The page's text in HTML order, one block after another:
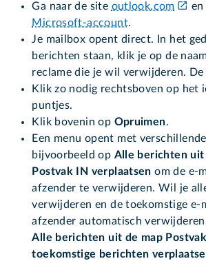
Ga naar de site outlook.com
en
Microsoft-account.
Je mailbox opent direct. In het
berichten staan, klik je op de
reclame die je wil verwijderen.
Klik zo nodig rechtsboven op het
puntjes.
Klik bovenin op Opruimen.
Een menu opent met
bijvoorbeeld op Alle berichten uit
Postvak IN verplaatsen om de e-
afzender te verwijderen. Wil je
verwijderen en de toekomstige e-
afzender automatisch
Alle berichten uit de map
toekomstige berichten